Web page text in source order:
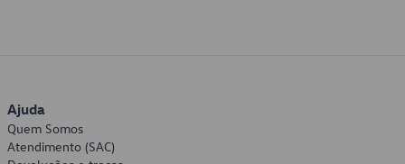
Ajuda
Quem Somos
Atendimento (SAC)